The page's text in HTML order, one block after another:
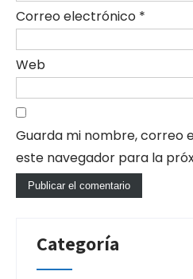
Correo electrónico *
Web
Guarda mi nombre, correo
este navegador para la
Categoría